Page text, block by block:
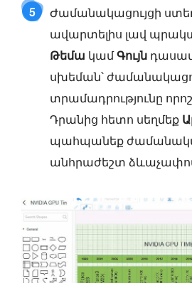
5
Ժամանակացույցի
ավարտելիս լավ
Թեմա կամԳույն
սխեման՝
տրամադրությունը
Դրանից հետո սեղմեք
պահպանեք
անհրաժեշտ